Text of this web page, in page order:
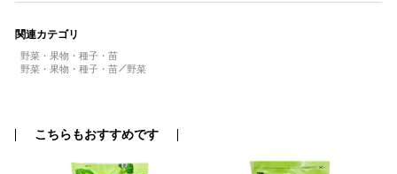
関連カテゴリ
野菜・果物・種子・苗
野菜・果物・種子・苗
野菜
こちらもおすすめです